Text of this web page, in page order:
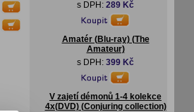
s DPH: 289 Kč
Amatér (Blu-ray) (The
Amateur)
s DPH: 399 Kč
V zajetí démonů 1-4 kolekce
4x(DVD) (Conjuring collection)